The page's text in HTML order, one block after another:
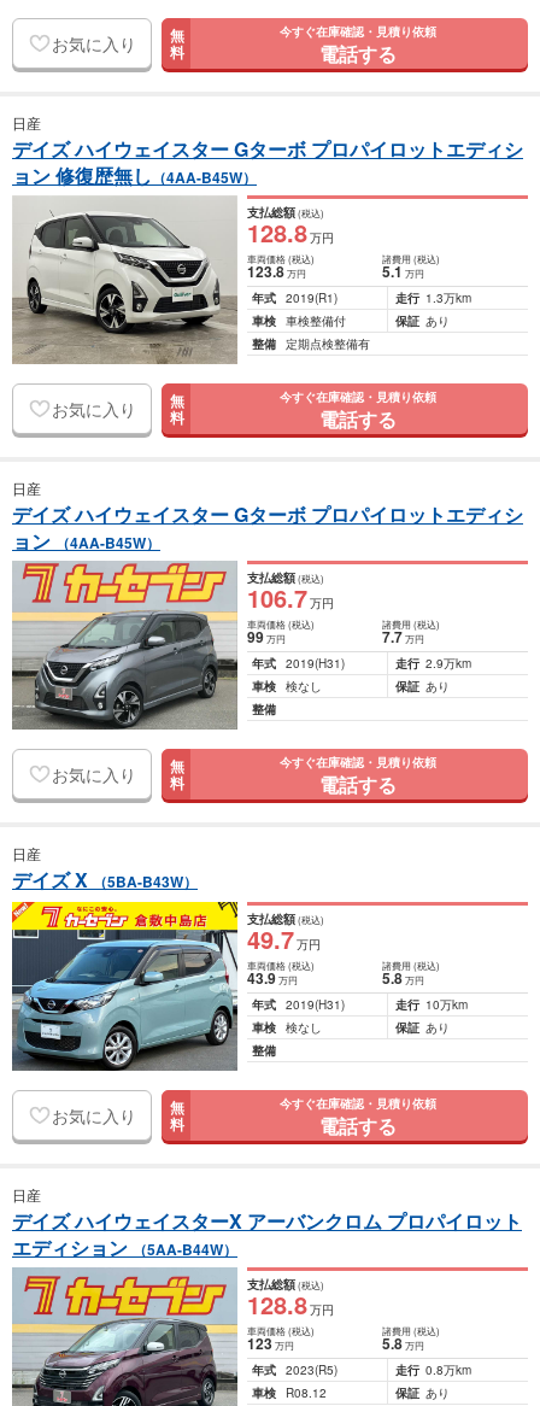
お気に入り 無
料
今すぐ在庫確認・見積り依頼
電話する
日産
デイズ ハイウェイスター Gターボ プロパイロットエディシ
ョン 修復歴無し （4AA-B45W）
支払総額(税込)
128.8万円
車両価格(税込)
123.8万円
諸費用 (税込)
5.1 万円
年式 2019(R1) 走行 1.3万km
車検 車検整備付 保証 あり
整備 定期点検整備有
お気に入り 無
料
今すぐ在庫確認・見積り依頼
電話する
日産
デイズ ハイウェイスター Gターボ プロパイロットエディシ
ョン
（4AA-B45W）
支払総額(税込)
106.7万円
車両価格(税込)
99万円
諸費用 (税込)
7.7 万円
年式 2019(H31) 走行 2.9万km
車検 検なし 保証 あり
整備
お気に入り 無
料
今すぐ在庫確認・見積り依頼
電話する
日産
デイズ X （5BA-B43W）
支払総額(税込)
49.7万円
車両価格(税込)
43.9万円
諸費用 (税込)
5.8 万円
年式 2019(H31) 走行 10万km
車検 検なし 保証 あり
整備
お気に入り 無
料
今すぐ在庫確認・見積り依頼
電話する
日産
デイズ ハイウェイスターX アーバンクロム プロパイロット
エディション
（5AA-B44W）
支払総額(税込)
128.8万円
車両価格(税込)
123万円
諸費用 (税込)
5.8 万円
年式 2023(R5) 走行 0.8万km
車検
R08.12 保証 あり